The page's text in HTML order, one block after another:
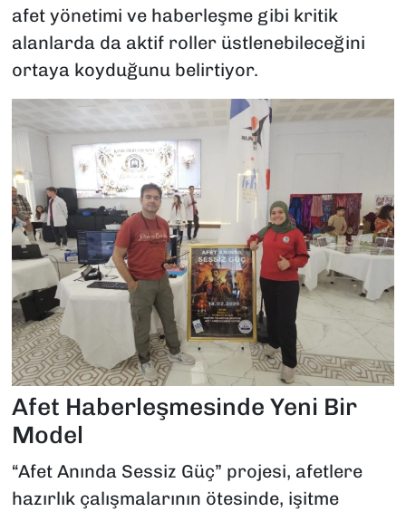
afet yönetimi ve haberleşme gibi kritik
alanlarda da aktif roller üstlenebileceğini
ortaya koyduğunu belirtiyor.
Afet Haberleşmesinde Yeni Bir
Model
“Afet Anında Sessiz Güç” projesi, afetlere
hazırlık çalışmalarının ötesinde, işitme